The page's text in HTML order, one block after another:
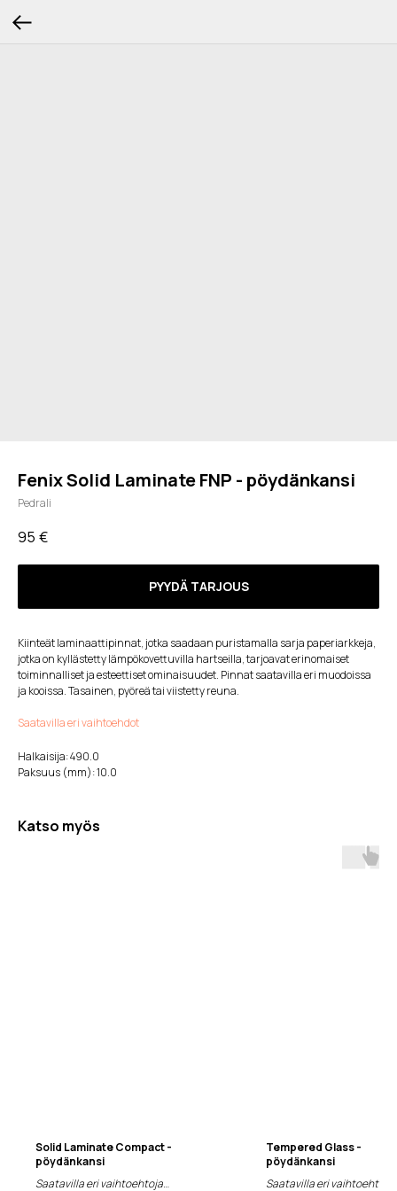
Fenix Solid Laminate FNP - pöydänkansi
Pedrali
95 €
PYYDÄ TARJOUS
Kiinteät laminaattipinnat, jotka saadaan puristamalla sarja paperiarkkeja,
jotka on kyllästetty lämpökovettuvilla hartseilla, tarjoavat erinomaiset
toiminnalliset ja esteettiset ominaisuudet. Pinnat saatavilla eri muodoissa
ja kooissa. Tasainen, pyöreä tai viistetty reuna.
Saatavilla eri vaihtoehdot
Halkaisija: 490.0
Paksuus (mm): 10.0
Katso myös
Solid Laminate Compact -
pöydänkansi
Saatavilla eri vaihtoehtoja
Tempered Glass -
pöydänkansi
Saatavilla eri vaihtoehtoja